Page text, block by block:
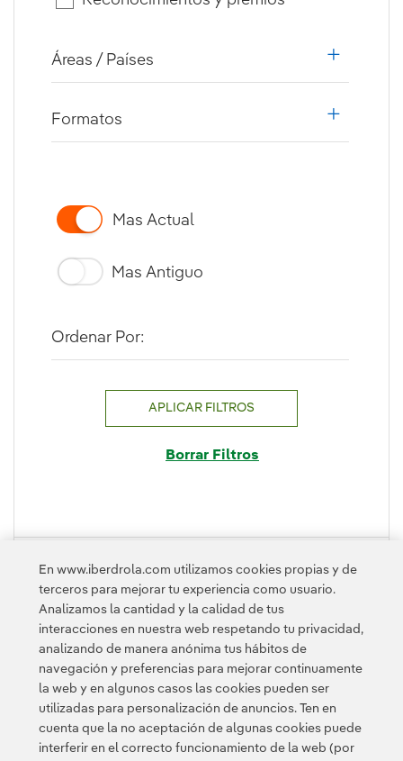
Áreas / Países
Formatos
Ordenar Por:
Mas Actual
Mas Antiguo
APLICAR FILTROS
Borrar Filtros
Contacta Política de Privacidad Información legal
En www.iberdrola.com utilizamos cookies propias y de
terceros para mejorar tu experiencia como usuario.
Analizamos la cantidad y la calidad de tus
interacciones en nuestra web respetando tu privacidad,
analizando de manera anónima tus hábitos de
navegación y preferencias para mejorar continuamente
la web y en algunos casos las cookies pueden ser
utilizadas para personalización de anuncios. Ten en
cuenta que la no aceptación de algunas cookies puede
interferir en el correcto funcionamiento de la web (por